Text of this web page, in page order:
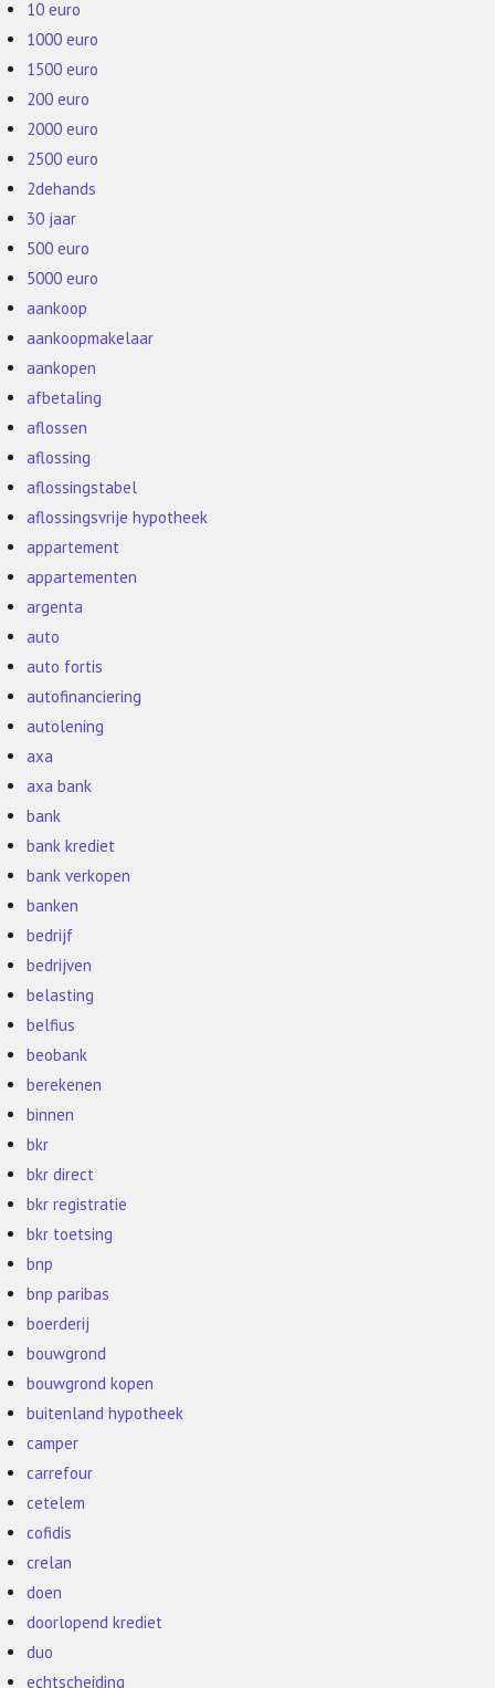
10 euro
1000 euro
1500 euro
200 euro
2000 euro
2500 euro
2dehands
30 jaar
500 euro
5000 euro
aankoop
aankoopmakelaar
aankopen
afbetaling
aflossen
aflossing
aflossingstabel
aflossingsvrije hypotheek
appartement
appartementen
argenta
auto
auto fortis
autofinanciering
autolening
axa
axa bank
bank
bank krediet
bank verkopen
banken
bedrijf
bedrijven
belasting
belfius
beobank
berekenen
binnen
bkr
bkr direct
bkr registratie
bkr toetsing
bnp
bnp paribas
boerderij
bouwgrond
bouwgrond kopen
buitenland hypotheek
camper
carrefour
cetelem
cofidis
crelan
doen
doorlopend krediet
duo
echtscheiding